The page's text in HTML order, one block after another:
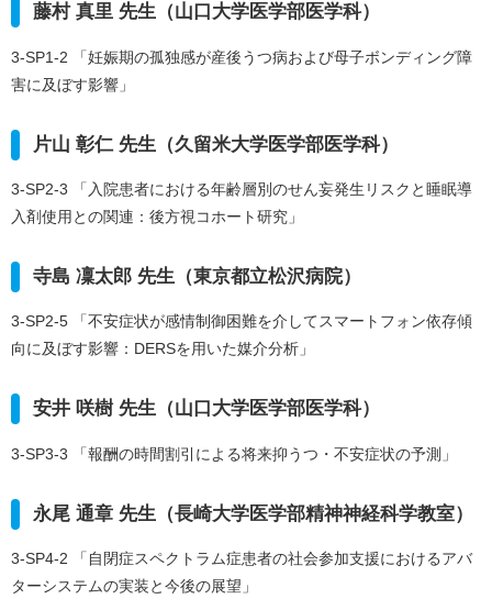
藤村 真里 先生（山口大学医学部医学科）
3-SP1-2 「妊娠期の孤独感が産後うつ病および母子ボンディング障
害に及ぼす影響」
片山 彰仁 先生（久留米大学医学部医学科）
3-SP2-3 「入院患者における年齢層別のせん妄発生リスクと睡眠導
入剤使用との関連：後方視コホート研究」
寺島 凜太郎 先生（東京都立松沢病院）
3-SP2-5 「不安症状が感情制御困難を介してスマートフォン依存傾
向に及ぼす影響：DERSを用いた媒介分析」
安井 咲樹 先生（山口大学医学部医学科）
3-SP3-3 「報酬の時間割引による将来抑うつ・不安症状の予測」
永尾 通章 先生（長崎大学医学部精神神経科学教室）
3-SP4-2 「自閉症スペクトラム症患者の社会参加支援におけるアバ
ターシステムの実装と今後の展望」